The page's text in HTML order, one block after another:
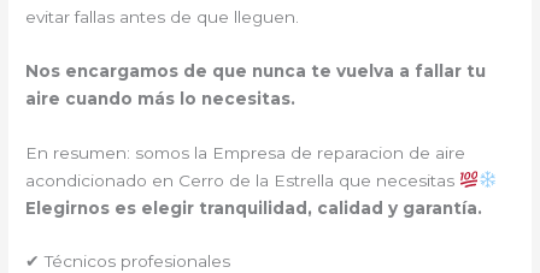
evitar fallas antes de que lleguen.
Nos encargamos de que nunca te vuelva a fallar tu
aire cuando más lo necesitas.
En resumen: somos la Empresa de reparacion de aire
acondicionado en Cerro de la Estrella que necesitas
Elegirnos es elegir tranquilidad, calidad y garantía.
✔ Técnicos profesionales